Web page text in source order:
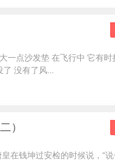
一点沙发垫 在飞行中 它有
了 没有了风...
）
在钱坤过安检的时候说，“